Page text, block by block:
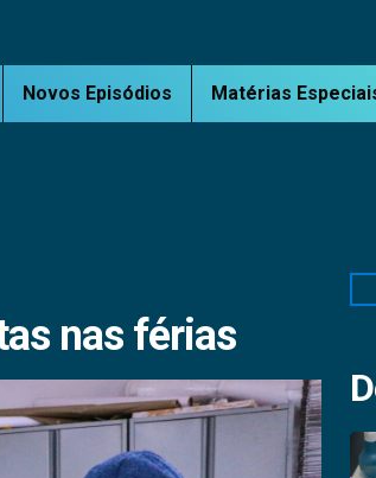
Novos Episódios Matérias
nas férias